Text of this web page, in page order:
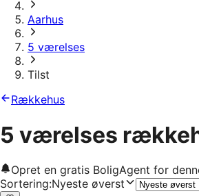
Aarhus
5 værelses
Tilst
Rækkehus
5 værelses
Opret en gratis BoligAgent for
Sortering:Nyeste øverst